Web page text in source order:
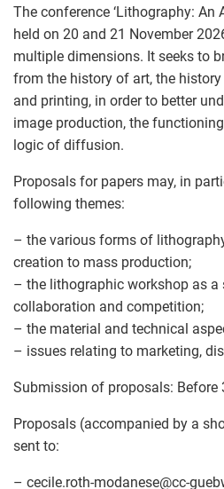
The conference ‘Lithography: An
held on 20 and 21 November
multiple dimensions. It seeks to
from the history of art, the
and printing, in order to better
image production, the
logic of diffusion.
Proposals for papers may, in
following themes:
– the various forms of
creation to mass production;
– the lithographic workshop as
collaboration and competition;
– the material and technical
– issues relating to marketing,
Submission of proposals: Before
Proposals (accompanied by a
sent to:
– cecile.roth-modanese@cc-